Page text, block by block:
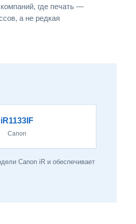
где печать —
а не редкая
iR1133IF
Canon
Canon iR и обеспечивает